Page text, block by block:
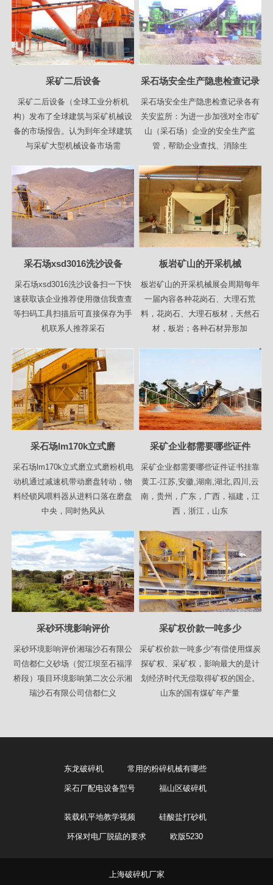
采矿二后设备
采矿二后设备（全球工业分析机
构）发布了全球建筑与采矿机械设
备的市场报告。认为到年全球建筑
与采矿大型机械设备市场需
采石场安全生产隐患检查记录
采石场安全生产隐患检查记录各有
关安监所：为进一步加强对全市矿
山（采石场）企业的安全生产监
管，帮助企业查找、消除生
采石场xsd3016洗沙设备
采石场xsd3016洗沙设备扫一下快
速获取该企业推荐使用微信我查查
等扫码工具扫描后可直接保存为手
机联系人推荐采石
板岩矿山的开采机械
板岩矿山的开采机械展会周期每年
一届内容各种花岗石、大理石荒
料，花岗石、大理石板材，天然石
材，板岩；各种石材异形加
采石场lm170k立式磨
采石场lm170k立式磨立式磨粉机电
动机通过减速机带动磨盘转动，物
料经锁风喂料器从进料口落在磨盘
中央，同时热风从
采矿企业都需要哪些证件
采矿企业都需要哪些证件证书挂靠
黄工-江苏,安徽,湖南,湖北,四川,云
南，贵州，广东，广西，福建，江
西，浙江，山东
采砂环境影响评价
采砂环境影响评价湘瑞沙石有限公
司信都仁义砂场（贺江坝至石福浮
桥段）项目环境影响第二次公示湘
瑞沙石有限公司信都仁义
采矿权价款一吨多少
采矿权价款一吨多少“有偿使用煤炭
探矿权、采矿权，影响最大的是计
划经济时代无偿取得矿权的国企。
山东的国有煤矿年产量
东龙破碎机 常用的粉碎机械有哪些
采石厂配电设备型号 福山区破碎机
装载机平地教学视频 硅酸盐打砂机
环保对电厂脱硫的要求 欧版5230
上海破碎机厂家